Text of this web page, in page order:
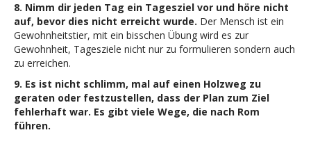
8. Nimm dir jeden Tag ein Tagesziel vor und höre nicht
auf, bevor dies nicht erreicht wurde. Der Mensch ist ein
Gewohnheitstier, mit ein bisschen Übung wird es zur
Gewohnheit, Tagesziele nicht nur zu formulieren sondern auch
zu erreichen.
9. Es ist nicht schlimm, mal auf einen Holzweg zu
geraten oder festzustellen, dass der Plan zum Ziel
fehlerhaft war. Es gibt viele Wege, die nach Rom
führen.